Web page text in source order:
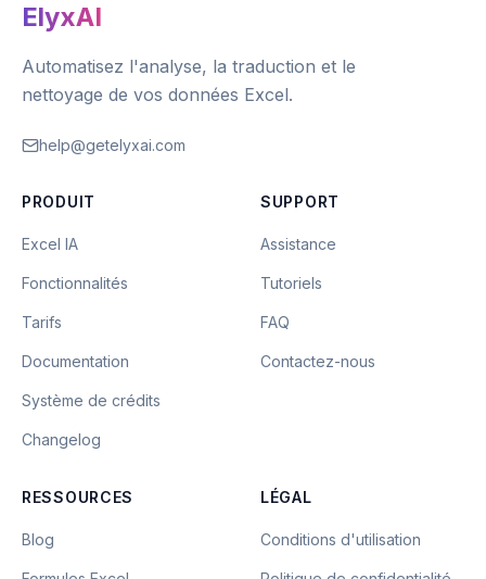
ElyxAI
Automatisez l'analyse, la traduction et le
nettoyage de vos données Excel.
help@getelyxai.com
PRODUIT
Excel IA
Fonctionnalités
Tarifs
Documentation
Système de crédits
Changelog
SUPPORT
Assistance
Tutoriels
FAQ
Contactez-nous
RESSOURCES
Blog
LÉGAL
Conditions d'utilisation